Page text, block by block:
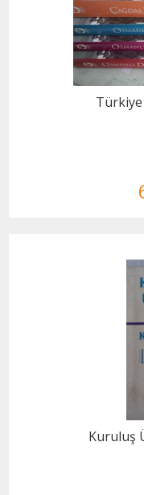
Kuruluş